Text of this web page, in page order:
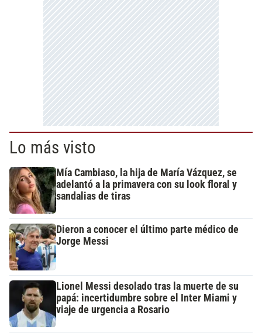
Lo más visto
Mía Cambiaso, la hija de María Vázquez, se
adelantó a la primavera con su look floral y
sandalias de tiras
Dieron a conocer el último parte médico de
Jorge Messi
Lionel Messi desolado tras la muerte de su
papá: incertidumbre sobre el Inter Miami y
viaje de urgencia a Rosario